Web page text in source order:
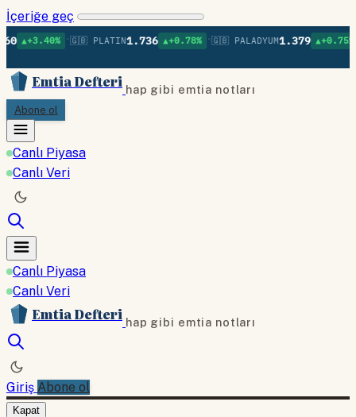
İçeriğe geç
• 🇬🇧 PLATIN1.736 ▲+0.78% • 🇬🇧 PALADYUM1.379 ▲+0.75% • 🇬🇧
Emtia Defteri hap gibi emtia notları
Abone ol
Canlı Piyasa
Canlı Veri
Canlı Piyasa
Canlı Veri
Emtia Defteri hap gibi emtia notları
Giriş Abone ol
Kapat